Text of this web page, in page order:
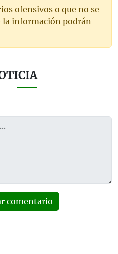
ofensivos o que no se
información podrán
comentario